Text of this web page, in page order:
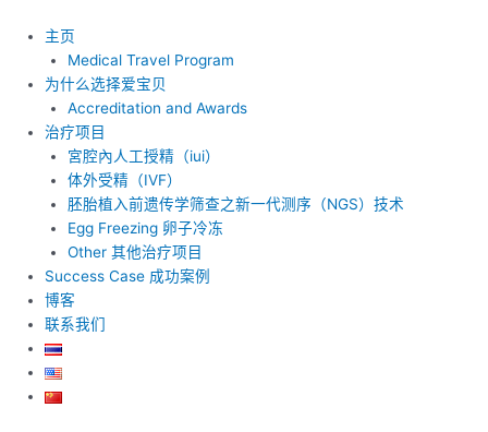
主页
Medical Travel Program
为什么选择爱宝贝
Accreditation and Awards
治疗项目
宮腔內人工授精（iui）
体外受精（IVF）
胚胎植入前遗传学筛查之新一代测序（NGS）技术
Egg Freezing 卵子冷冻
Other 其他治疗项目
Success Case 成功案例
博客
联系我们